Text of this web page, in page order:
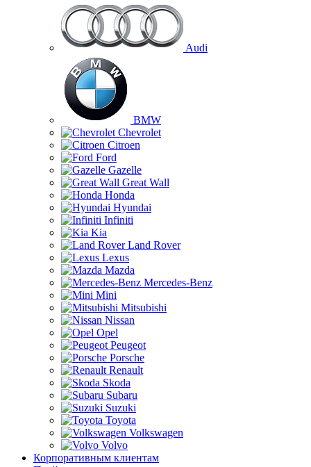
Audi
BMW
Chevrolet
Citroen
Ford
Gazelle
Great Wall
Honda
Hyundai
Infiniti
Kia
Land Rover
Lexus
Mazda
Mercedes-Benz
Mini
Mitsubishi
Nissan
Opel
Peugeot
Porsche
Renault
Skoda
Subaru
Suzuki
Toyota
Volkswagen
Volvo
Корпоративным клиентам